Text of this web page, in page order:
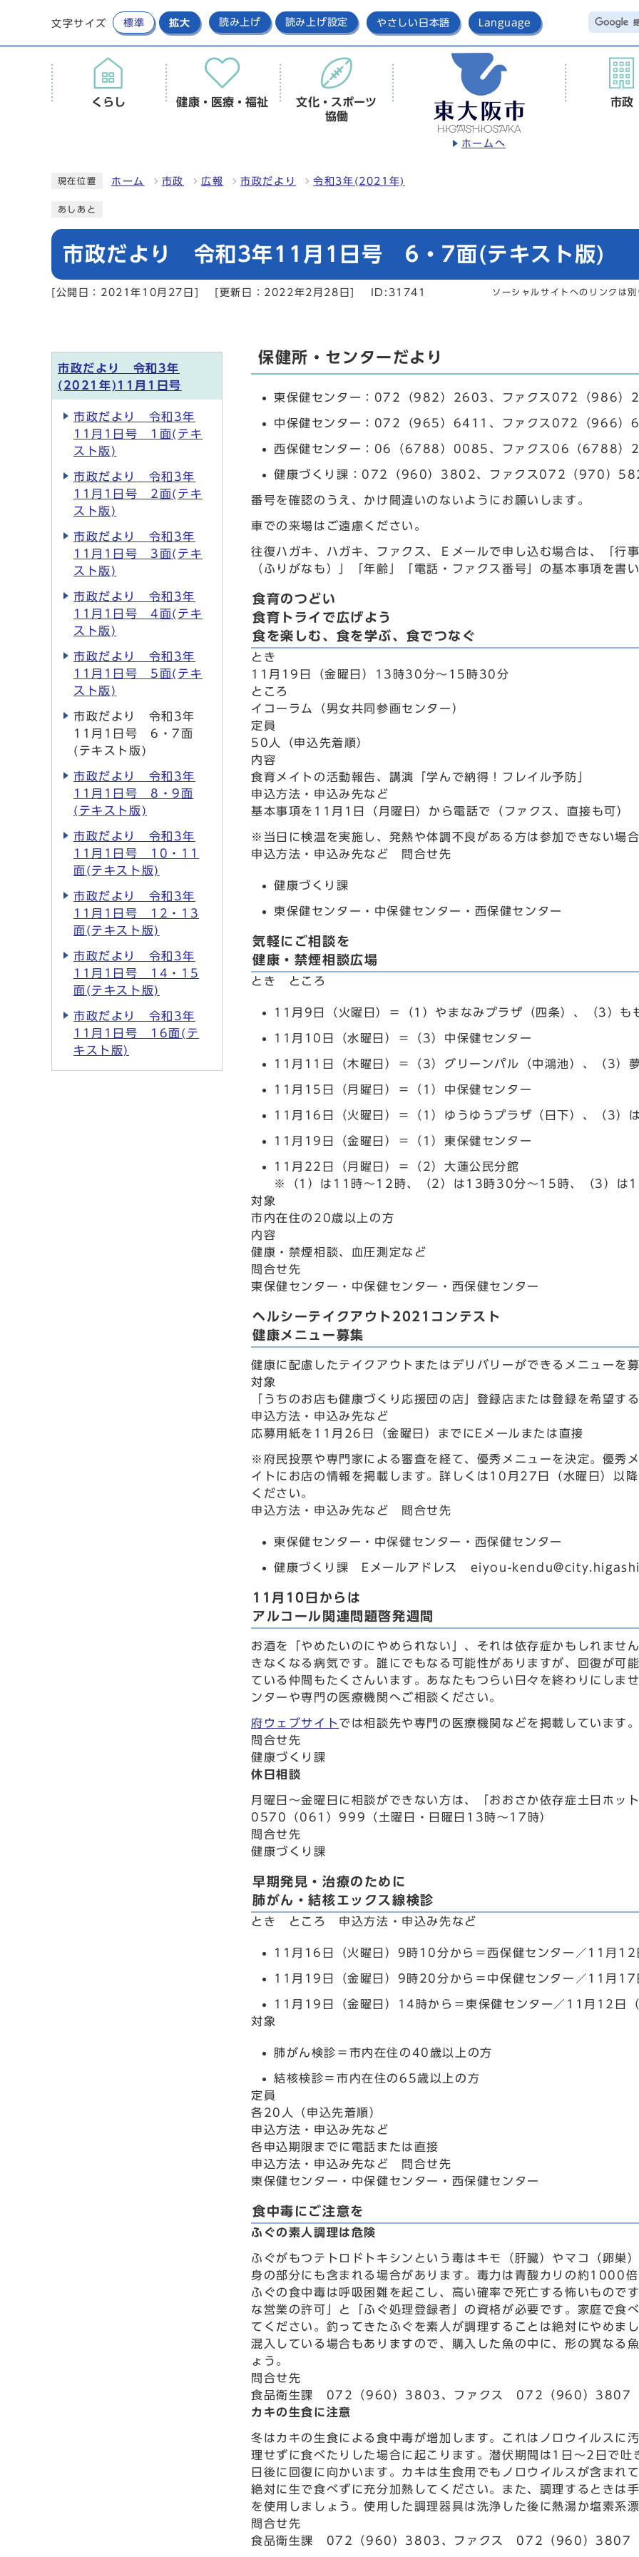
文字サイズ 標準 拡大 読み上げ 読み上げ設定 やさしい日本語 Language
ホームへ
くらし 健康・医療・福祉
文化・スポーツ
協働
市政
現在位置 ホーム 市政 広報 市政だより 令和3年(2021年)
あしあと
市政だより 令和3年11月1日号 6・7面(テキスト版)
[公開日：2021年10月27日] [更新日：2022年2月28日] ID:31741 ソーシャルサイトへのリンクは
保健所・センターだより
東保健センター：072（982）2603、ファクス072（986）
中保健センター：072（965）6411、ファクス072（966）
西保健センター：06（6788）0085、ファクス06（6788）
健康づくり課：072（960）3802、ファクス072（970）
番号を確認のうえ、かけ間違いのないようにお願いします。
車での来場はご遠慮ください。
往復ハガキ、ハガキ、ファクス、Ｅメールで申し込む場合は、「行
（ふりがなも）」「年齢」「電話・ファクス番号」の基本事項を書
食育のつどい
食育トライで広げよう
食を楽しむ、食を学ぶ、食でつなぐ
とき
11月19日（金曜日）13時30分～15時30分
ところ
イコーラム（男女共同参画センター）
定員
50人（申込先着順）
内容
食育メイトの活動報告、講演「学んで納得！フレイル予防」
申込方法・申込み先など
基本事項を11月1日（月曜日）から電話で（ファクス、直接も可）
※当日に検温を実施し、発熱や体調不良がある方は参加できない場
申込方法・申込み先など 問合せ先
健康づくり課
東保健センター・中保健センター・西保健センター
気軽にご相談を
健康・禁煙相談広場
とき ところ
11月9日（火曜日）＝（1）やまなみプラザ（四条）、（3）も
11月10日（水曜日）＝（3）中保健センター
11月11日（木曜日）＝（3）グリーンパル（中鴻池）、（3）
11月15日（月曜日）＝（1）中保健センター
11月16日（火曜日）＝（1）ゆうゆうプラザ（日下）、（3）
11月19日（金曜日）＝（1）東保健センター
11月22日（月曜日）＝（2）大蓮公民分館
※（1）は11時～12時、（2）は13時30分～15時、（3）は
対象
市内在住の20歳以上の方
内容
健康・禁煙相談、血圧測定など
問合せ先
東保健センター・中保健センター・西保健センター
ヘルシーテイクアウト2021コンテスト
健康メニュー募集
健康に配慮したテイクアウトまたはデリバリーができるメニュー
対象
「うちのお店も健康づくり応援団の店」登録店または登録を希望す
申込方法・申込み先など
応募用紙を11月26日（金曜日）までにEメールまたは直接
※府民投票や専門家による審査を経て、優秀メニューを決定。優秀
イトにお店の情報を掲載します。詳しくは10月27日（水曜日）以
ください。
申込方法・申込み先など 問合せ先
東保健センター・中保健センター・西保健センター
健康づくり課 Eメールアドレス eiyou-
11月10日からは
アルコール関連問題啓発週間
お酒を「やめたいのにやめられない」、それは依存症かもしれませ
きなくなる病気です。誰にでもなる可能性がありますが、回復が可
ている仲間もたくさんいます。あなたもつらい日々を終わりにしま
ンターや専門の医療機関へご相談ください。
府ウェブサイト では相談先や専門の医療機関などを掲載しています
問合せ先
健康づくり課
休日相談
月曜日～金曜日に相談ができない方は、「おおさか依存症土日ホ
0570（061）999（土曜日・日曜日13時～17時）
問合せ先
健康づくり課
早期発見・治療のために
肺がん・結核エックス線検診
とき ところ 申込方法・申込み先など
11月16日（火曜日）9時10分から＝西保健センター／11月12
11月19日（金曜日）9時20分から＝中保健センター／11月17
11月19日（金曜日）14時から＝東保健センター／11月12日
対象
肺がん検診＝市内在住の40歳以上の方
結核検診＝市内在住の65歳以上の方
定員
各20人（申込先着順）
申込方法・申込み先など
各申込期限までに電話または直接
申込方法・申込み先など 問合せ先
東保健センター・中保健センター・西保健センター
食中毒にご注意を
ふぐの素人調理は危険
ふぐがもつテトロドトキシンという毒はキモ（肝臓）やマコ（卵巣
身の部分にも含まれる場合があります。毒力は青酸カリの約1000
ふぐの食中毒は呼吸困難を起こし、高い確率で死亡する怖いもので
な営業の許可」と「ふぐ処理登録者」の資格が必要です。家庭で食
てください。釣ってきたふぐを素人が調理することは絶対にやめま
混入している場合もありますので、購入した魚の中に、形の異なる
ょう。
問合せ先
食品衛生課 072（960）3803、ファクス 072（960）3807
カキの生食に注意
冬はカキの生食による食中毒が増加します。これはノロウイルスに
理せずに食べたりした場合に起こります。潜伏期間は1日～2日で
日後に回復に向かいます。カキは生食用でもノロウイルスが含まれ
絶対に生で食べずに充分加熱してください。また、調理するときは
を使用しましょう。使用した調理器具は洗浄した後に熱湯か塩素系
問合せ先
食品衛生課 072（960）3803、ファクス 072（960）3807
市政だより 令和3年
(2021年)11月1日号
市政だより 令和3年
11月1日号 1面(テキ
スト版)
市政だより 令和3年
11月1日号 2面(テキ
スト版)
市政だより 令和3年
11月1日号 3面(テキ
スト版)
市政だより 令和3年
11月1日号 4面(テキ
スト版)
市政だより 令和3年
11月1日号 5面(テキ
スト版)
市政だより 令和3年
11月1日号 6・7面
(テキスト版)
市政だより 令和3年
11月1日号 8・9面
(テキスト版)
市政だより 令和3年
11月1日号 10・11
面(テキスト版)
市政だより 令和3年
11月1日号 12・13
面(テキスト版)
市政だより 令和3年
11月1日号 14・15
面(テキスト版)
市政だより 令和3年
11月1日号 16面(テ
キスト版)